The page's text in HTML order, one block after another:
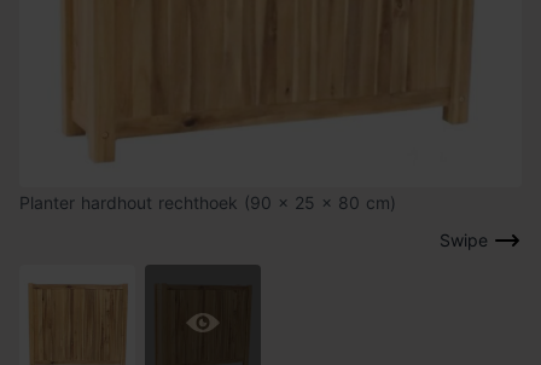
Swipe
Planter hardhout rechthoek (90 x 25 x 80 cm)